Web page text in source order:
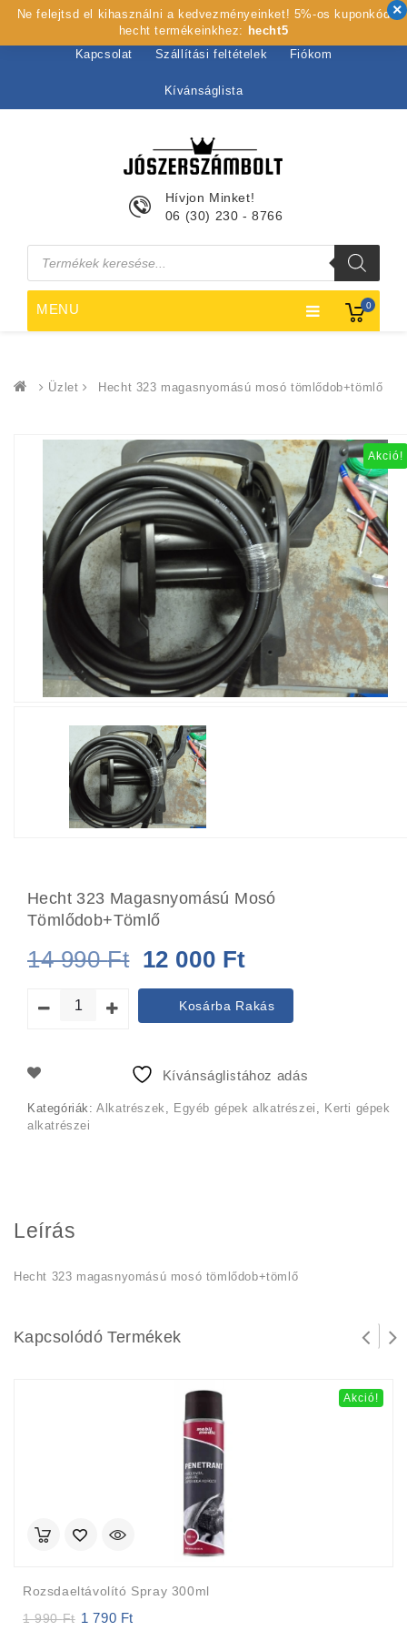
Kezdőlap Rólunk Webshop Szolgáltatások
Kapcsolat Szállítási feltételek Fiókom
Kívánságlista
0
Hívjon Minket!
06 (30) 230 - 8766
Products
search
MENU
Üzlet Hecht 323 magasnyomású mosó tömlődob+tömlő
Akció!
Hecht 323 Magasnyomású Mosó
Tömlődob+tömlő
14 990Ft Original
price
was:
14
12 000 Ft
price
is:
Kosárba Rakás
Kívánságlistához adás
Kategóriák:Alkatrészek , Egyéb gépek alkatrészei , Kerti gépek
alkatrészei
Leírás
Hecht 323 magasnyomású mosó tömlődob+tömlő
Kapcsolódó Termékek
Akció!
Rozsdaeltávolító Spray 300ml
1 990Ft Original
1 790 Ft
Ne felejtsd el kihasználni a kedvezményeinket! 5%-os kuponkód
hecht termékeinkhez: hecht5